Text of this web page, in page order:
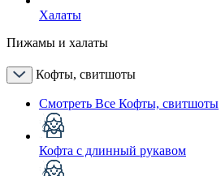
Халаты
Пижамы и халаты
Кофты, свитшоты
Смотреть Все Кофты, свитшоты
Кофта с длинный рукавом